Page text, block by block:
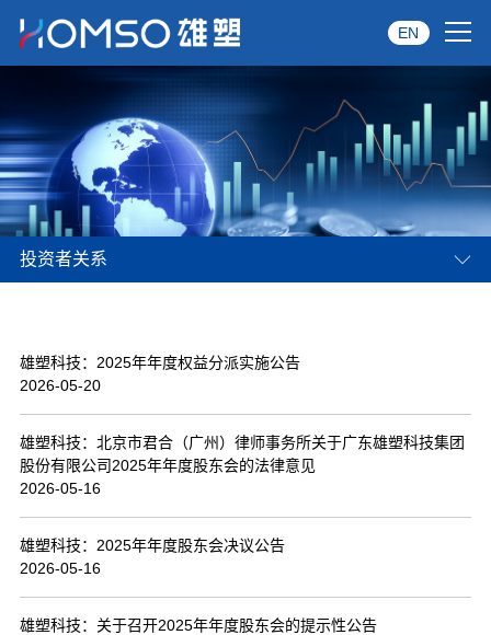
关于雄塑
产品中心
品牌服务
资讯中心
经典案例
联系我们
EN
投资者关系
雄塑科技：2025年年度权益分派实施公告
2026-05-20
雄塑科技：北京市君合（广州）律师事务所关于广东雄塑科技集团
股份有限公司2025年年度股东会的法律意见
2026-05-16
雄塑科技：2025年年度股东会决议公告
2026-05-16
雄塑科技：关于召开2025年年度股东会的提示性公告